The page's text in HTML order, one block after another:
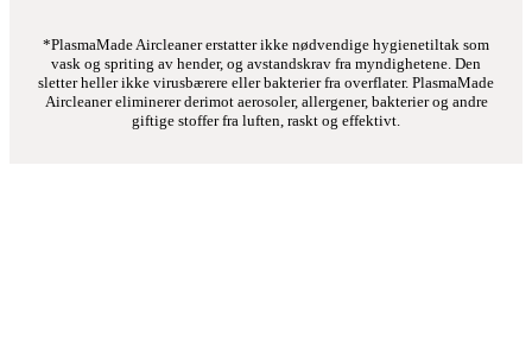
*PlasmaMade Aircleaner erstatter ikke nødvendige hygienetiltak som
vask og spriting av hender, og avstandskrav fra myndighetene. Den
sletter heller ikke virusbærere eller bakterier fra overflater. PlasmaMade
Aircleaner eliminerer derimot aerosoler, allergener, bakterier og andre
giftige stoffer fra luften, raskt og effektivt.